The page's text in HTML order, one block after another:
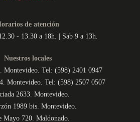
de atención
- 13.30 a 18h. | Sab 9 a 13h.
Nuestros locales
Montevideo. Tel: (598) 2401 0947
Montevideo. Tel: (598) 2507 0507
2633. Montevideo.
1989 bis. Montevideo.
Mayo 720. Maldonado.